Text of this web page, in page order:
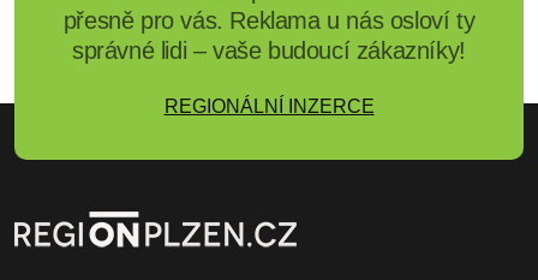
přesně pro vás. Reklama u nás osloví ty
správné lidi – vaše budoucí zákazníky!
REGIONÁLNÍ INZERCE